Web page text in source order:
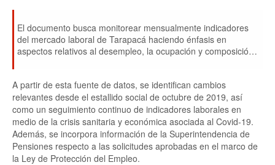
El documento busca monitorear mensualmente indicadores
del mercado laboral de Tarapacá haciendo énfasis en
aspectos relativos al desempleo, la ocupación y composición
Empleo del Instituto Nacional de Estadísticas (INE) y cada uno
de sus trimestres móviles.
A partir de esta fuente de datos, se identifican cambios
relevantes desde el estallido social de octubre de 2019, así
como un seguimiento continuo de indicadores laborales en
medio de la crisis sanitaria y económica asociada al Covid-19.
Además, se incorpora información de la Superintendencia de
Pensiones respecto a las solicitudes aprobadas en el marco de
la Ley de Protección del Empleo.